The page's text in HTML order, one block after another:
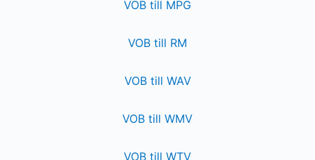
VOB till MPG
VOB till RM
VOB till WAV
VOB till WMV
VOB till WTV